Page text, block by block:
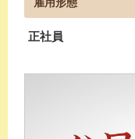
正社員